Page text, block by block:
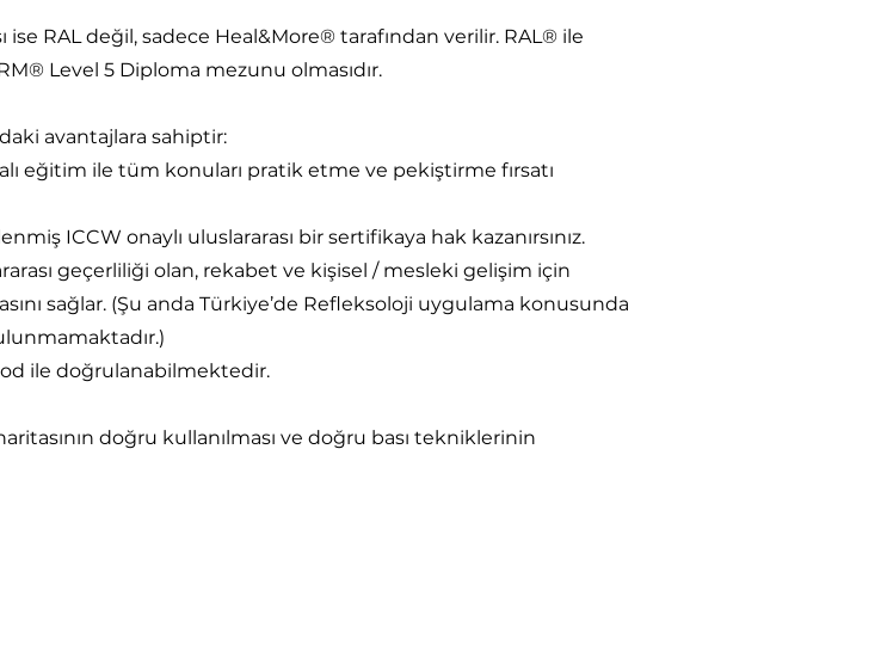
RAL değil, sadece Heal&More® tarafından verilir. RAL® ile
Level 5 Diploma mezunu olmasıdır.
avantajlara sahiptir:
eğitim ile tüm konuları pratik etme ve pekiştirme fırsatı
ICCW onaylı uluslararası bir sertifikaya hak kazanırsınız.
geçerliliği olan, rekabet ve kişisel / mesleki gelişim için
sağlar. (Şu anda Türkiye’de Refleksoloji uygulama konusunda
ile doğrulanabilmektedir.
doğru kullanılması ve doğru bası tekniklerinin